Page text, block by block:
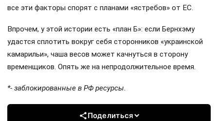
все эти факторы спорят с планами «ястребов» от ЕС.
Впрочем, у этой истории есть «план Б»: если Бернхэму
удастся сплотить вокруг себя сторонников «украинской
камарильи», чаша весов может качнуться в сторону
временщиков. Опять же на непродолжительное время.
*- заблокированные в РФ ресурсы.
Поделиться